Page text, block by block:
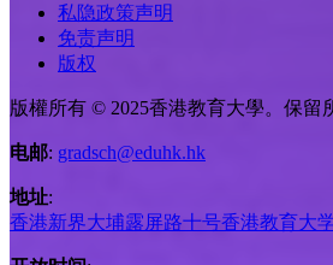
私隐政策声明
免责声明
版权
版權所有 © 2025香港教育大學。保留
电邮: gradsch@eduhk.hk
地址:
香港新界大埔露屏路十号香港教育大